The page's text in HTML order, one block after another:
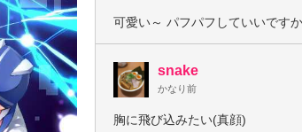
可愛い～ パフパフしていいです
snake
かなり前
胸に飛び込みたい(真顔)